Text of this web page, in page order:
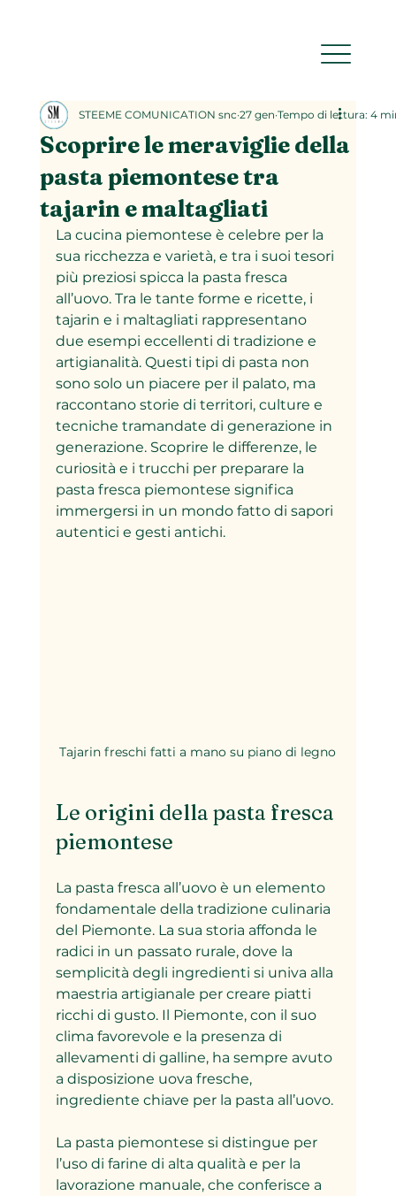
Scoprire le meraviglie della
pasta piemontese tra
tajarin e maltagliati
STEEME COMUNICATION snc 27 gen Tempo di lettura: 4
La cucina piemontese è celebre per la
sua ricchezza e varietà, e tra i suoi tesori
più preziosi spicca la pasta fresca
all’uovo. Tra le tante forme e ricette, i
tajarin e i maltagliati rappresentano
due esempi eccellenti di tradizione e
artigianalità. Questi tipi di pasta non
sono solo un piacere per il palato, ma
raccontano storie di territori, culture e
tecniche tramandate di generazione in
generazione. Scoprire le differenze, le
curiosità e i trucchi per preparare la
pasta fresca piemontese significa
immergersi in un mondo fatto di sapori
autentici e gesti antichi.
Tajarin freschi fatti a mano su piano di legno
Le origini della pasta fresca
piemontese
La pasta fresca all’uovo è un elemento
fondamentale della tradizione culinaria
del Piemonte. La sua storia affonda le
radici in un passato rurale, dove la
semplicità degli ingredienti si univa alla
maestria artigianale per creare piatti
ricchi di gusto. Il Piemonte, con il suo
clima favorevole e la presenza di
allevamenti di galline, ha sempre avuto
a disposizione uova fresche,
ingrediente chiave per la pasta all’uovo.
La pasta piemontese si distingue per
l’uso di farine di alta qualità e per la
lavorazione manuale, che conferisce a